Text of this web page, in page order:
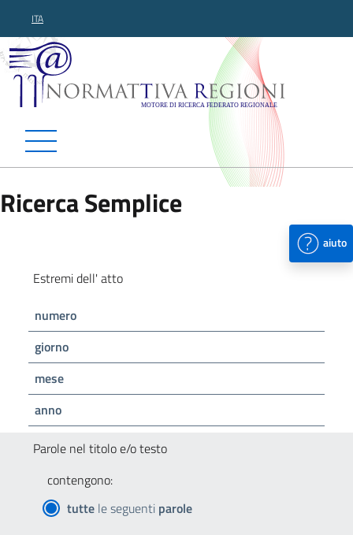
ITA
Normattiva Regioni -
Ricerca Semplice
aiuto
Estremi dell' atto
numero
giorno
mese
anno
Parole nel titolo e/o testo
contengono:
tutte le seguenti parole